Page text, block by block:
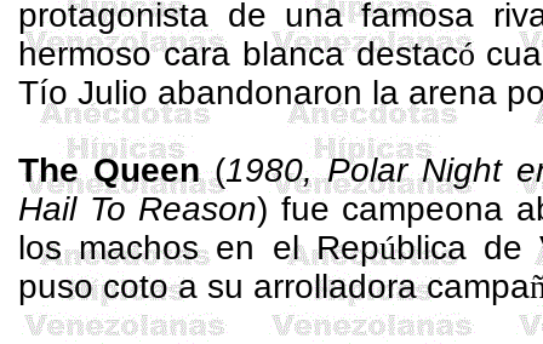
protagonista de una famosa
hermosocara blanca destacó
Tío Julio abandonaron la arena
TheQueen(1980, Polar Night
Hail To Reason) fue campeona
los machos en el República de
puso coto a su arrolladora campa